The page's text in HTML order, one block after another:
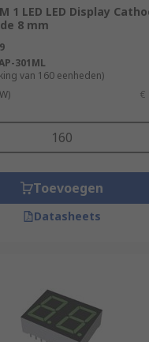
1 LED LED Display
8 mm
301ML
van 160 eenheden)
€
Toevoegen
Datasheets